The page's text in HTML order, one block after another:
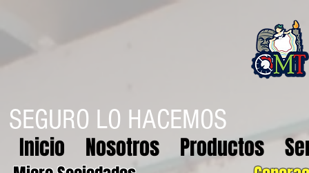
SEGURO LO HACEMOS
Inicio Nosotros Productos